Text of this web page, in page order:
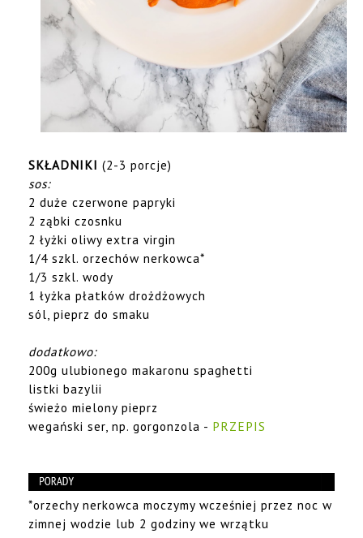
SKŁADNIKI (2-3 porcje)
sos:
2 duże czerwone papryki
2 ząbki czosnku
2 łyżki oliwy extra virgin
1/4 szkl. orzechów nerkowca*
1/3 szkl. wody
1 łyżka płatków drożdżowych
sól, pieprz do smaku
dodatkowo:
200g ulubionego makaronu spaghetti
listki bazylii
świeżo mielony pieprz
wegański ser, np. gorgonzola - PRZEPIS
*orzechy nerkowca moczymy wcześniej przez noc w
zimnej wodzie lub 2 godziny we wrzątku